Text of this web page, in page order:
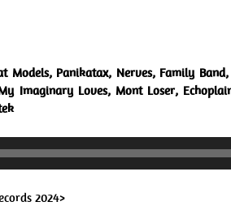
Models, Panikatax, Nerves, Family
Imaginary Loves, Mont Loser,
2024>